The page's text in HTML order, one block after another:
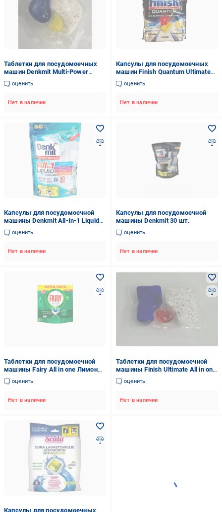
Таблетки для посудомоечных
машин Denkmit Multi-Power
Energy 30 1 шт. (15154)
оценить
Нет в наличии
Капсулы для посудомоечных
машин Finish Quantum Ultimate
Lemon 60 шт.
оценить
Нет в наличии
Капсулы для посудомоечной
машины Denkmit All-In-1 Liquid
30 шт. (22281588)
оценить
Нет в наличии
Капсулы для посудомоечной
машины Denkmit 30 шт.
оценить
Нет в наличии
Таблетки для посудомоечной
машины Fairy All in one Лимон
100 шт.
оценить
Нет в наличии
Таблетки для посудомоечной
машины Finish Ultimate All in one
1 шт. (14010)
оценить
Нет в наличии
Капсулы для посудомоечных